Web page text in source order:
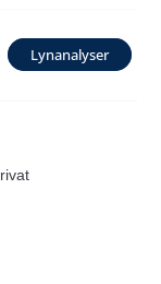
Lynanalyser